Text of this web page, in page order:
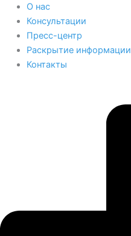
О нас
Консультации
Пресс-центр
Раскрытие информации
Контакты